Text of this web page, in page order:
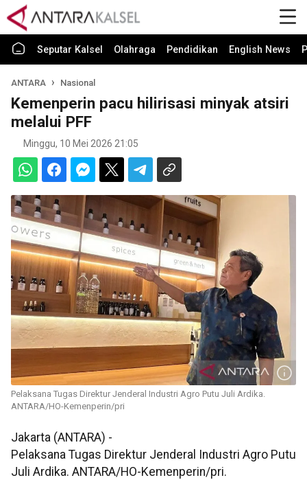
Seputar Kalsel Olahraga Pendidikan English News
ANTARA Nasional
Kemenperin pacu hilirisasi minyak atsiri
melalui PFF
Minggu, 10 Mei 2026 21:05
Pelaksana Tugas Direktur Jenderal Industri Agro Putu Juli Ardika.
ANTARA/HO-Kemenperin/pri
Jakarta (ANTARA) -
Pelaksana Tugas Direktur Jenderal Industri Agro Putu
Juli Ardika. ANTARA/HO-Kemenperin/pri.